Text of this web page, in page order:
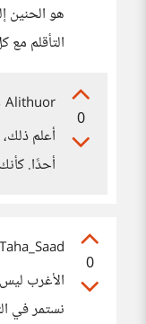
هو الحنين
التأقلم
0
Alithuor
أعلم
أحدًا.
0
Taha_Saad
الأغرب ليس
نستمر في